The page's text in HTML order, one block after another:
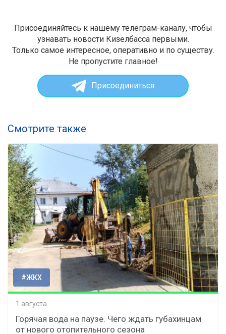
Присоединяйтесь к нашему телеграм-каналу, чтобы
узнавать новости Кизелбасса первыми.
Только самое интересное, оперативно и по существу.
Не пропустите главное!
Присоединиться
Смотрите также
#ЖКХ
1 августа
Горячая вода на паузе. Чего ждать губахинцам
от нового отопительного сезона